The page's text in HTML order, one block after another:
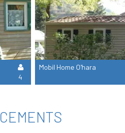
4
Mobil Home O'hara